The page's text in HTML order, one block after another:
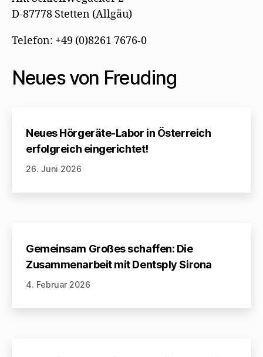
D-87778 Stetten (Allgäu)
Telefon: +49 (0)8261 7676-0
Neues von Freuding
Neues Hörgeräte-Labor in Österreich
erfolgreich eingerichtet!
26. Juni 2026
Gemeinsam Großes schaffen: Die
Zusammenarbeit mit Dentsply Sirona
4. Februar 2026